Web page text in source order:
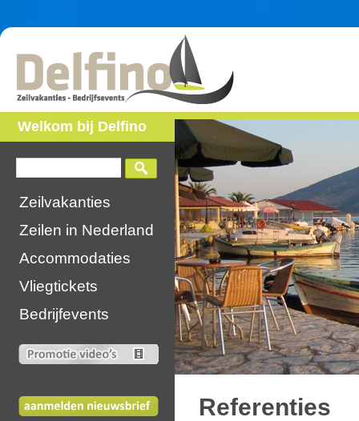
Welkom bij Delfino
Zeilvakanties
Zeilen in Nederland
Accommodaties
Vliegtickets
Bedrijfevents
Referenties